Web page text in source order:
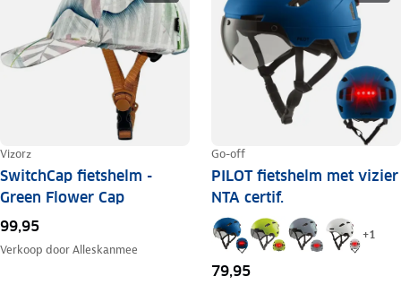
Vizorz
SwitchCap fietshelm -
Green Flower Cap
99,95
Verkoop doorAlleskanmee
Go-off
PILOT fietshelm met vizier
NTA certif.
+1
79,95